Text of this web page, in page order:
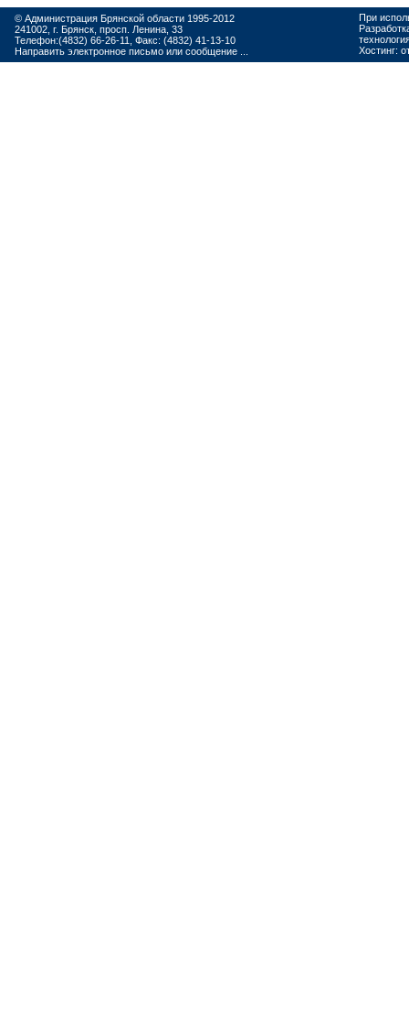
© Администрация Брянской области 1995-2012
241002, г. Брянск, просп. Ленина, 33
Телефон:(4832) 66-26-11, Факс: (4832) 41-13-10
Направить электронное письмо или сообщение ...
При
Хостинг: